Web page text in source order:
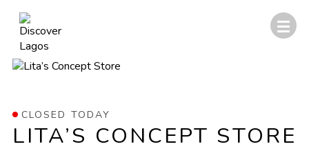
CLOSED TODAY
LITA’S CONCEPT STORE